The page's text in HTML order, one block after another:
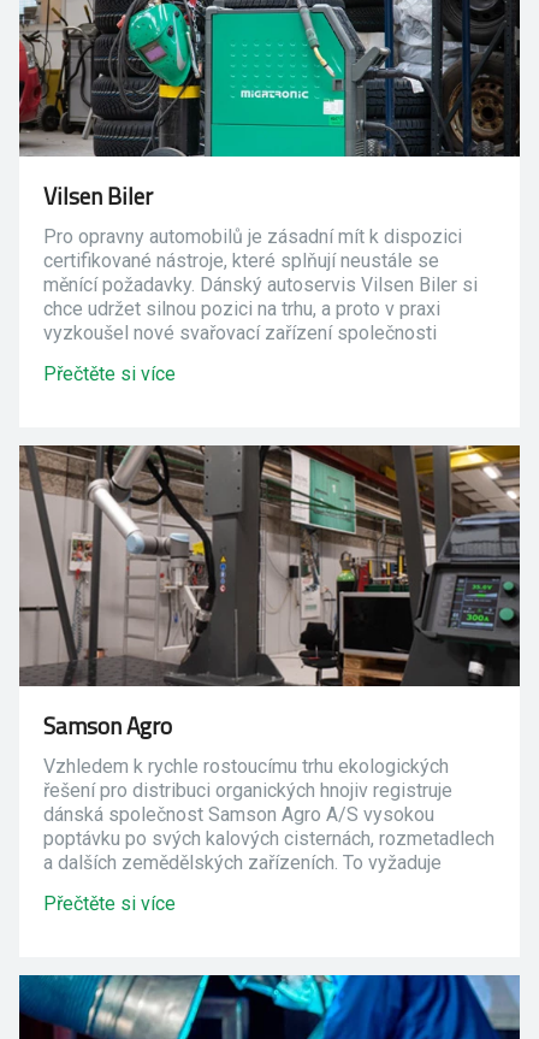
Vilsen Biler
Pro opravny automobilů je zásadní mít k dispozici
certifikované nástroje, které splňují neustále se
měnící požadavky. Dánský autoservis Vilsen Biler si
chce udržet silnou pozici na trhu, a proto v praxi
vyzkoušel nové svařovací zařízení společnosti
společnosti Vilsen Biler nový stroj chválí.
Přečtěte si více
Samson Agro
Vzhledem k rychle rostoucímu trhu ekologických
řešení pro distribuci organických hnojiv registruje
dánská společnost Samson Agro A/S vysokou
poptávku po svých kalových cisternách, rozmetadlech
a dalších zemědělských zařízeních. To vyžaduje
která se proto rozhodla pro investici do nového, na
Přečtěte si více